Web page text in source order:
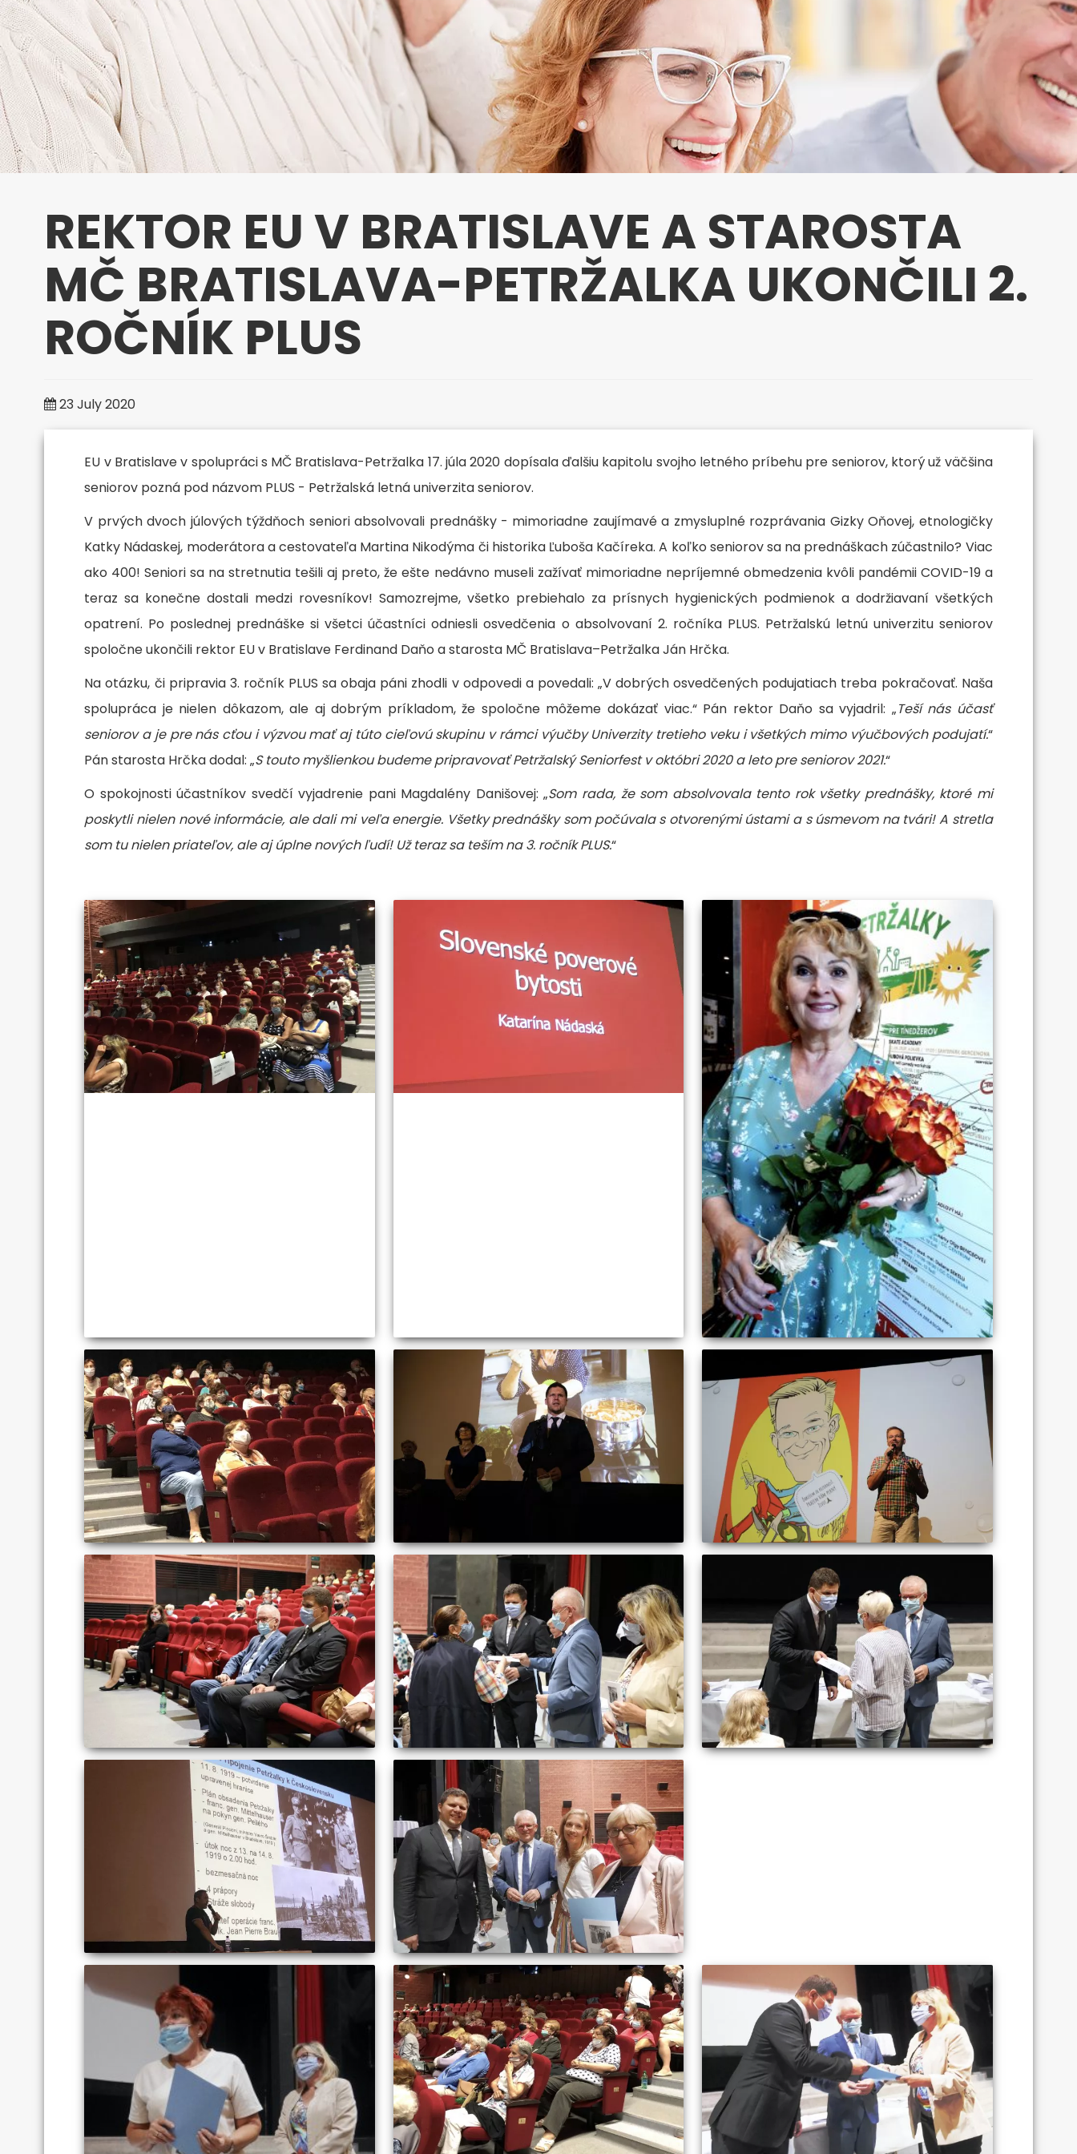
University of Third
Age
"It's never too late to start something new"
More
MBA degree from
a recognized
university
Competitive advantage over their colleagues
More info
REKTOR EU V BRATISLAVE A STAROSTA
MČ BRATISLAVA-PETRŽALKA UKONČILI 2.
ROČNÍK PLUS
23 July 2020
EU v Bratislave v spolupráci s MČ Bratislava-Petržalka 17. júla 2020 dopísala ďalšiu kapitolu svojho letného príbehu pre seniorov, ktorý už väčšina
seniorov pozná pod názvom PLUS - Petržalská letná univerzita seniorov.
V prvých dvoch júlových týždňoch seniori absolvovali prednášky - mimoriadne zaujímavé a zmysluplné rozprávania Gizky Oňovej, etnologičky
Katky Nádaskej, moderátora a cestovateľa Martina Nikodýma či historika Ľuboša Kačíreka. A koľko seniorov sa na prednáškach zúčastnilo? Viac
ako 400! Seniori sa na stretnutia tešili aj preto, že ešte nedávno museli zažívať mimoriadne nepríjemné obmedzenia kvôli pandémii COVID-19 a
teraz sa konečne dostali medzi rovesníkov! Samozrejme, všetko prebiehalo za prísnych hygienických podmienok a dodržiavaní všetkých
opatrení. Po poslednej prednáške si všetci účastníci odniesli osvedčenia o absolvovaní 2. ročníka PLUS. Petržalskú letnú univerzitu seniorov
spoločne ukončili rektor EU v Bratislave Ferdinand Daňo a starosta MČ Bratislava–Petržalka Ján Hrčka.
Na otázku, či pripravia 3. ročník PLUS sa obaja páni zhodli v odpovedi a povedali: „V dobrých osvedčených podujatiach treba pokračovať. Naša
spolupráca je nielen dôkazom, ale aj dobrým príkladom, že spoločne môžeme dokázať viac.“ Pán rektor Daňo sa vyjadril: „Teší nás účasť
seniorov a je pre nás cťou i výzvou mať aj túto cieľovú skupinu v rámci výučby Univerzity tretieho veku i všetkých mimo výučbových podujatí.“
Pán starosta Hrčka dodal: „S touto myšlienkou budeme pripravovať Petržalský Seniorfest v októbri 2020 a leto pre seniorov 2021.“
O spokojnosti účastníkov svedčí vyjadrenie pani Magdalény Danišovej: „Som rada, že som absolvovala tento rok všetky prednášky, ktoré mi
poskytli nielen nové informácie, ale dali mi veľa energie. Všetky prednášky som počúvala s otvorenými ústami a s úsmevom na tvári! A stretla
som tu nielen priateľov, ale aj úplne nových ľudí! Už teraz sa teším na 3. ročník PLUS.“